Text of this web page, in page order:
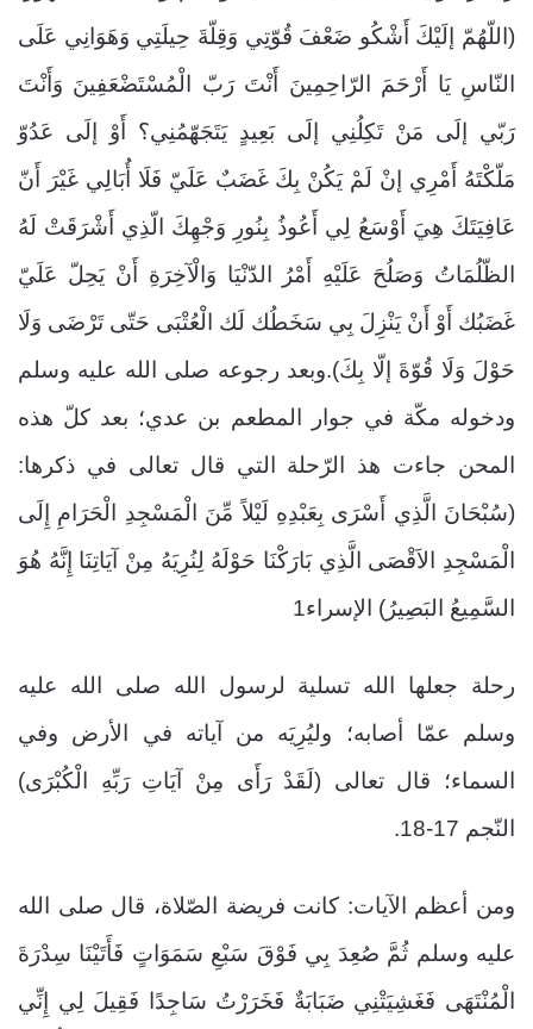
(اللّهُمّ إلَيْكَ أَشْكُو ضَعْفَ قُوّتِي وَقِلّةَ حِيلَتِي وَهَوَانِي عَلَى
النّاسِ يَا أَرْحَمَ الرّاحِمِينَ أَنْتَ رَبّ الْمُسْتَضْعَفِينَ وَأَنْتَ
رَبّي إلَى مَنْ تَكِلُنِي إلَى بَعِيدٍ يَتَجَهّمُنِي؟ أَوْ إلَى عَدُوّ
مَلّكْتَهُ أَمْرِي إنْ لَمْ يَكُنْ بِكَ غَضَبٌ عَلَيّ فَلَا أُبَالِي غَيْرَ أَنّ
عَافِيَتَكَ هِيَ أَوْسَعُ لِي أَعُوذُ بِنُورِ وَجْهِكَ الّذِي أَشْرَقَتْ لَهُ
الظّلُمَاتُ وَصَلُحَ عَلَيْهِ أَمْرُ الدّنْيَا وَالْآخِرَةِ أَنْ يَحِلّ عَلَيّ
غَضَبُك أَوْ أَنْ يَنْزِلَ بِي سَخَطُك لَك الْعُتْبَى حَتّى تَرْضَى وَلَا
حَوْلَ وَلَا قُوّةَ إلّا بِكَ).وبعد رجوعه صلى الله عليه وسلم
ودخوله مكّة في جوار المطعم بن عدي؛ بعد كلّ هذه
المحن جاءت هذ الرّحلة التي قال تعالى في ذكرها:
(سُبْحَانَ الَّذِي أَسْرَى بِعَبْدِهِ لَيْلاً مِّنَ الْمَسْجِدِ الْحَرَامِ إِلَى
الْمَسْجِدِ الاَقْصَى الَّذِي بَارَكْنَا حَوْلَهُ لِنُرِيَهُ مِنْ آيَاتِنَا إِنَّهُ هُوَ
السَّمِيعُ البَصِيرُ) الإسراء1
رحلة جعلها الله تسلية لرسول الله صلى الله عليه
وسلم عمّا أصابه؛ وليُرِيَه من آياته في الأرض وفي
السماء؛ قال تعالى (لَقَدْ رَأَى مِنْ آيَاتِ رَبِّهِ الْكُبْرَى)
النّجم 17-18.
ومن أعظم الآيات: كانت فريضة الصّلاة، قال صلى الله
عليه وسلم ثُمَّ صُعِدَ بِي فَوْقَ سَبْعِ سَمَوَاتٍ فَأَتَيْنَا سِدْرَةَ
الْمُنْتَهَى فَغَشِيَتْنِي ضَبَابَةٌ فَخَرَرْتُ سَاجِدًا فَقِيلَ لِي إِنِّي